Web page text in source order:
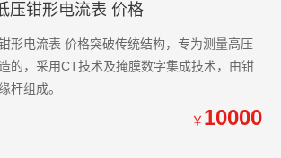
压钳形电流表 价格
形电流表 价格突破传统结构，专为测量高压
的，采用CT技术及掩膜数字集成技术，由钳
杆组成。
￥ 10000